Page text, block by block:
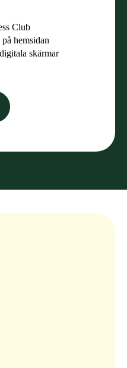
Club
hemsidan
skärmar